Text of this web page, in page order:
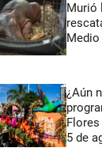
Murió
Medio
¿Aún
5 de